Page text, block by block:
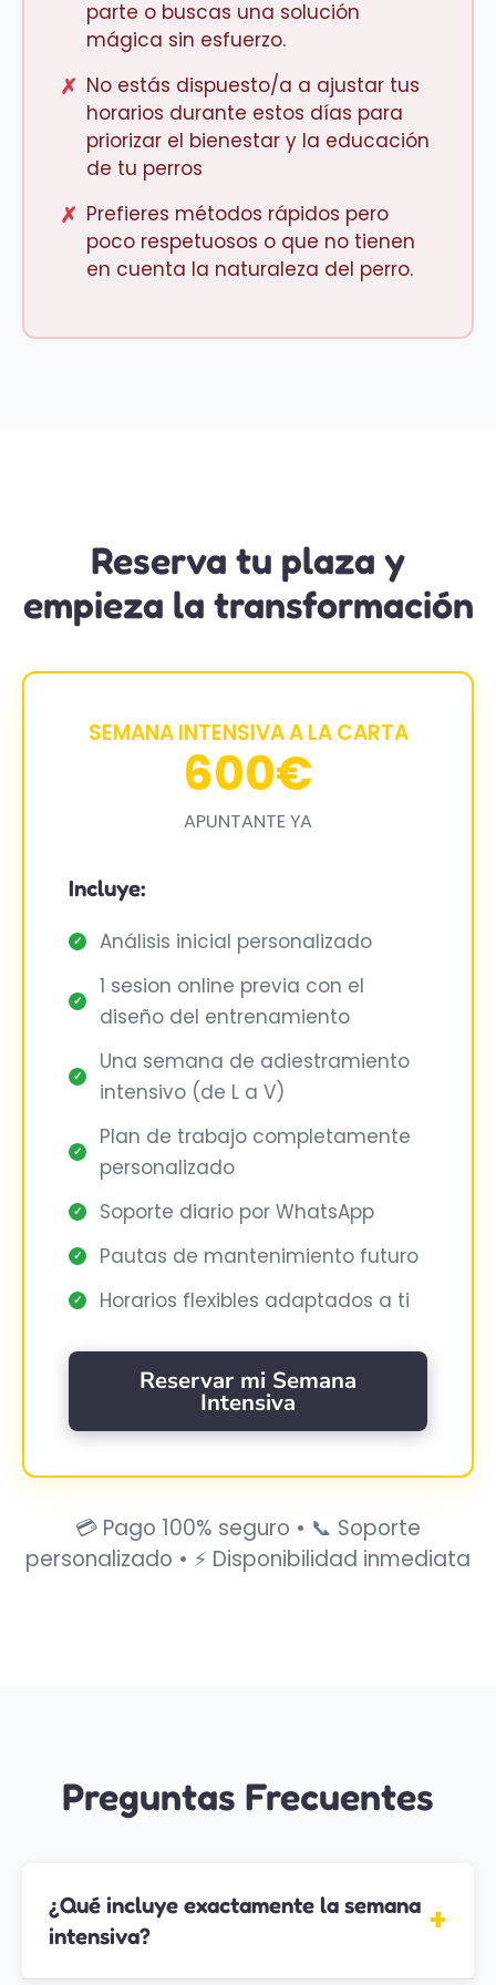
parte o buscas una solución
mágica sin esfuerzo.
✗ No estás dispuesto/a a ajustar tus
horarios durante estos días para
priorizar el bienestar y la educación
de tu perros
✗ Prefieres métodos rápidos pero
poco respetuosos o que no tienen
en cuenta la naturaleza del perro.
Reserva tu plaza y
empieza la transformación
SEMANA INTENSIVA A LA CARTA
600€
APUNTANTE YA
Incluye:
✓ Análisis inicial personalizado
✓
1 sesion online previa con el
diseño del entrenamiento
✓
Una semana de adiestramiento
intensivo (de L a V)
✓
Plan de trabajo completamente
personalizado
✓ Soporte diario por WhatsApp
✓ Pautas de mantenimiento futuro
✓ Horarios flexibles adaptados a ti
Reservar mi Semana
Intensiva
💳 Pago 100% seguro • 📞 Soporte
personalizado • ⚡ Disponibilidad inmediata
Preguntas Frecuentes
¿Qué incluye exactamente la semana
intensiva?
+